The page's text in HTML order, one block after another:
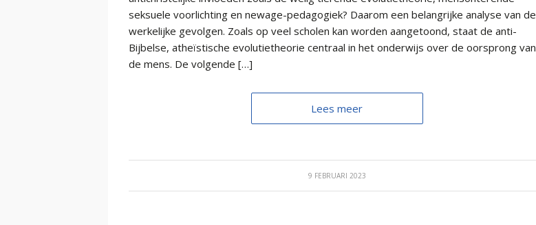
seksuele voorlichting en newage-pedagogiek? Daarom een belangrijke analyse van de
werkelijke gevolgen. Zoals op veel scholen kan worden aangetoond, staat de anti-
Bijbelse, atheïstische evolutietheorie centraal in het onderwijs over de oorsprong van
de mens. De volgende […]
Lees meer
9 FEBRUARI 2023